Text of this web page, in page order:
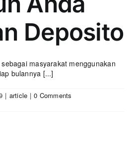
Deposito
masyarakat menggunakan
bulannya [...]
| article | 0 Comments